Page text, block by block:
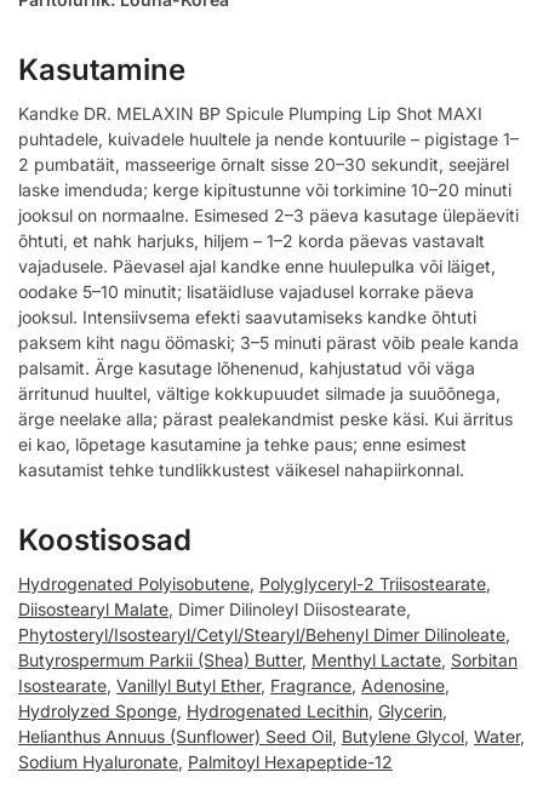
Kasutamine
Kandke DR. MELAXIN BP Spicule Plumping Lip Shot MAXI
puhtadele, kuivadele huultele ja nende kontuurile – pigistage 1–
2 pumbatäit, masseerige õrnalt sisse 20–30 sekundit, seejärel
laske imenduda; kerge kipitustunne või torkimine 10–20 minuti
jooksul on normaalne. Esimesed 2–3 päeva kasutage ülepäeviti
õhtuti, et nahk harjuks, hiljem – 1–2 korda päevas vastavalt
vajadusele. Päevasel ajal kandke enne huulepulka või läiget,
oodake 5–10 minutit; lisatäidluse vajadusel korrake päeva
jooksul. Intensiivsema efekti saavutamiseks kandke õhtuti
paksem kiht nagu öömaski; 3–5 minuti pärast võib peale kanda
palsamit. Ärge kasutage lõhenenud, kahjustatud või väga
ärritunud huultel, vältige kokkupuudet silmade ja suuõõnega,
ärge neelake alla; pärast pealekandmist peske käsi. Kui ärritus
ei kao, lõpetage kasutamine ja tehke paus; enne esimest
kasutamist tehke tundlikkustest väikesel nahapiirkonnal.
Koostisosad
Hydrogenated Polyisobutene, Polyglyceryl-2 Triisostearate,
Diisostearyl Malate, Dimer Dilinoleyl Diisostearate,
Phytosteryl/Isostearyl/Cetyl/Stearyl/Behenyl Dimer Dilinoleate,
Butyrospermum Parkii (Shea) Butter, Menthyl Lactate, Sorbitan
Isostearate, Vanillyl Butyl Ether, Fragrance, Adenosine,
Hydrolyzed Sponge, Hydrogenated Lecithin, Glycerin,
Helianthus Annuus (Sunflower) Seed Oil, Butylene Glycol, Water,
Sodium Hyaluronate, Palmitoyl Hexapeptide-12